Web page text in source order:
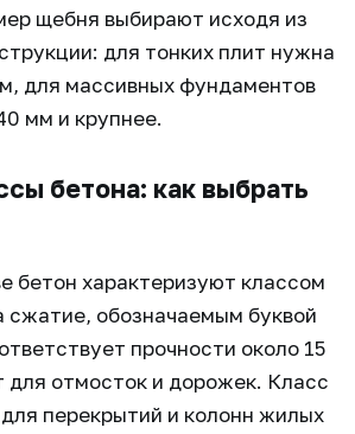
щебня выбирают исходя из
для тонких плит нужна
для массивных фундаментов
мм и крупнее.
бетона: как выбрать
бетон характеризуют классом
сжатие, обозначаемым буквой
прочности около 15
отмосток и дорожек. Класс
перекрытий и колонн жилых